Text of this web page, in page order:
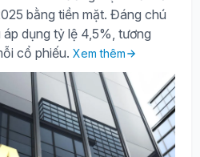
bằng tiền mặt. Đáng chú
dụng tỷ lệ 4,5%, tương
cổ phiếu. Xem thêm